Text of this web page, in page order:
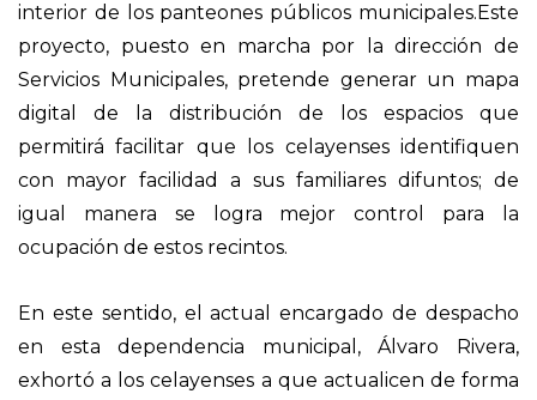
interior de los panteones públicos municipales.Este
proyecto, puesto en marcha por la dirección de
Servicios Municipales, pretende generar un mapa
digital de la distribución de los espacios que
permitirá facilitar que los celayenses identifiquen
con mayor facilidad a sus familiares difuntos; de
igual manera se logra mejor control para la
ocupación de estos recintos.
En este sentido, el actual encargado de despacho
en esta dependencia municipal, Álvaro Rivera,
exhortó a los celayenses a que actualicen de forma